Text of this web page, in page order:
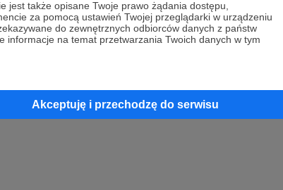
jest także opisane Twoje prawo żądania dostępu,
za pomocą ustawień Twojej przeglądarki w urządzeniu
do zewnętrznych odbiorców danych z państw
informacje na temat przetwarzania Twoich danych w tym
Akceptuję i przechodzę do serwisu
już teraz!